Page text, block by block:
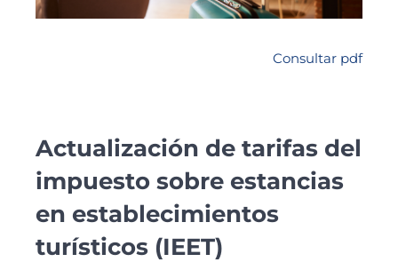
Consultar pdf
Actualización de tarifas del
impuesto sobre estancias
en establecimientos
turísticos (IEET)